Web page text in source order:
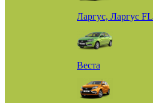
Ларгус, Ларгус FL
Веста